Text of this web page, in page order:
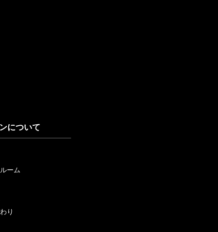
について
ーム
り